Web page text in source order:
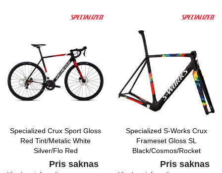
Specialized Crux Sport Gloss
Red Tint/Metalic White
Silver/Flo Red
Pris saknas
Specialized S-Works Crux
Frameset Gloss SL
Black/Cosmos/Rocket
Red/White Hph Clear
Pris saknas